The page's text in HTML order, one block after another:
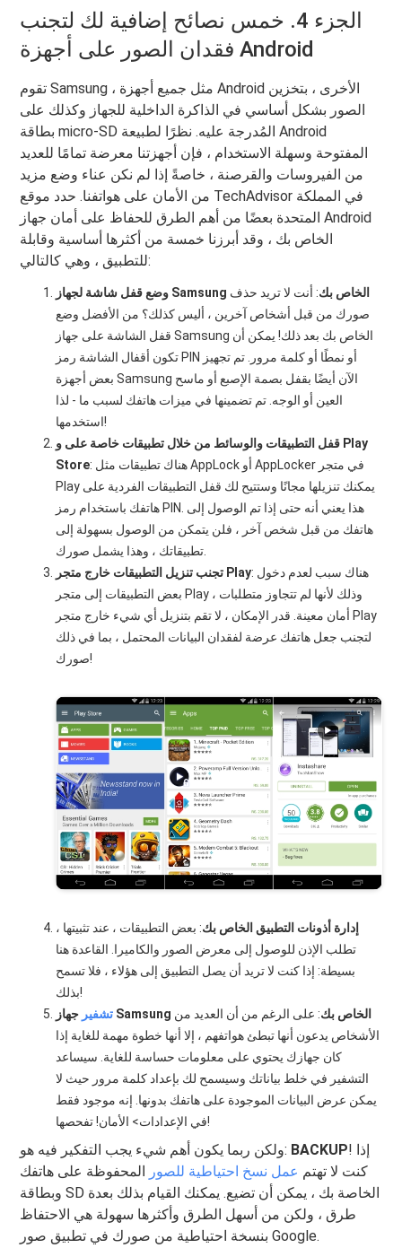
الجزء 4. خمس نصائح إضافية لك لتجنب
فقدان الصور على أجهزة Android
تقوم Samsung ، مثل جميع أجهزة Android الأخرى ، بتخزين
الصور بشكل أساسي في الذاكرة الداخلية للجهاز وكذلك على
بطاقة micro-SD المُدرجة عليه. نظرًا لطبيعة Android
المفتوحة وسهلة الاستخدام ، فإن أجهزتنا معرضة تمامًا للعديد
من الفيروسات والقرصنة ، خاصةً إذا لم نكن عناء وضع مزيد
من الأمان على هواتفنا. حدد موقع TechAdvisor في المملكة
المتحدة بعضًا من أهم الطرق للحفاظ على أمان جهاز Android
الخاص بك ، وقد أبرزنا خمسة من أكثرها أساسية وقابلة
للتطبيق ، وهي كالتالي:
وضع قفل شاشة لجهاز Samsung الخاص بك: أنت لا تريد حذف
صورك من قبل أشخاص آخرين ، أليس كذلك؟ من الأفضل وضع
قفل الشاشة على جهاز Samsung الخاص بك بعد ذلك! يمكن أن
تكون أقفال الشاشة رمز PIN أو نمطًا أو كلمة مرور. تم تجهيز
بعض أجهزة Samsung الآن أيضًا بقفل بصمة الإصبع أو ماسح
العين أو الوجه. تم تضمينها في ميزات هاتفك لسبب ما - لذا
استخدمها!
قفل التطبيقات والوسائط من خلال تطبيقات خاصة على و Play
Store: هناك تطبيقات مثل AppLock أو AppLocker في متجر
Play يمكنك تنزيلها مجانًا وستتيح لك قفل التطبيقات الفردية على
هاتفك باستخدام رمز PIN. هذا يعني أنه حتى إذا تم الوصول إلى
هاتفك من قبل شخص آخر ، فلن يتمكن من الوصول بسهولة إلى
تطبيقاتك ، وهذا يشمل صورك.
تجنب تنزيل التطبيقات خارج متجر Play: هناك سبب لعدم دخول
بعض التطبيقات إلى متجر Play ، وذلك لأنها لم تتجاوز متطلبات
أمان معينة. قدر الإمكان ، لا تقم بتنزيل أي شيء خارج متجر Play
لتجنب جعل هاتفك عرضة لفقدان البيانات المحتمل ، بما في ذلك
صورك!
إدارة أذونات التطبيق الخاص بك: بعض التطبيقات ، عند تثبيتها ،
تطلب الإذن للوصول إلى معرض الصور والكاميرا. القاعدة هنا
بسيطة: إذا كنت لا تريد أن يصل التطبيق إلى هؤلاء ، فلا تسمح
بذلك!
تشفير
جهاز Samsung الخاص بك: على الرغم من أن العديد من
الأشخاص يدعون أنها تبطئ هواتفهم ، إلا أنها خطوة مهمة للغاية إذا
كان جهازك يحتوي على معلومات حساسة للغاية. سيساعد
التشفير في خلط بياناتك وسيسمح لك بإعداد كلمة مرور حيث لا
يمكن عرض البيانات الموجودة على هاتفك بدونها. إنه موجود فقط
في الإعدادات> الأمان! تفحصها!
ولكن ربما يكون أهم شيء يجب التفكير فيه هو: BACKUP! إذا
كنت لا تهتم عمل نسخ احتياطية للصور المحفوظة على هاتفك
وبطاقة SD الخاصة بك ، يمكن أن تضيع. يمكنك القيام بذلك بعدة
طرق ، ولكن من أسهل الطرق وأكثرها سهولة هي الاحتفاظ
بنسخة احتياطية من صورك في تطبيق صور Google.